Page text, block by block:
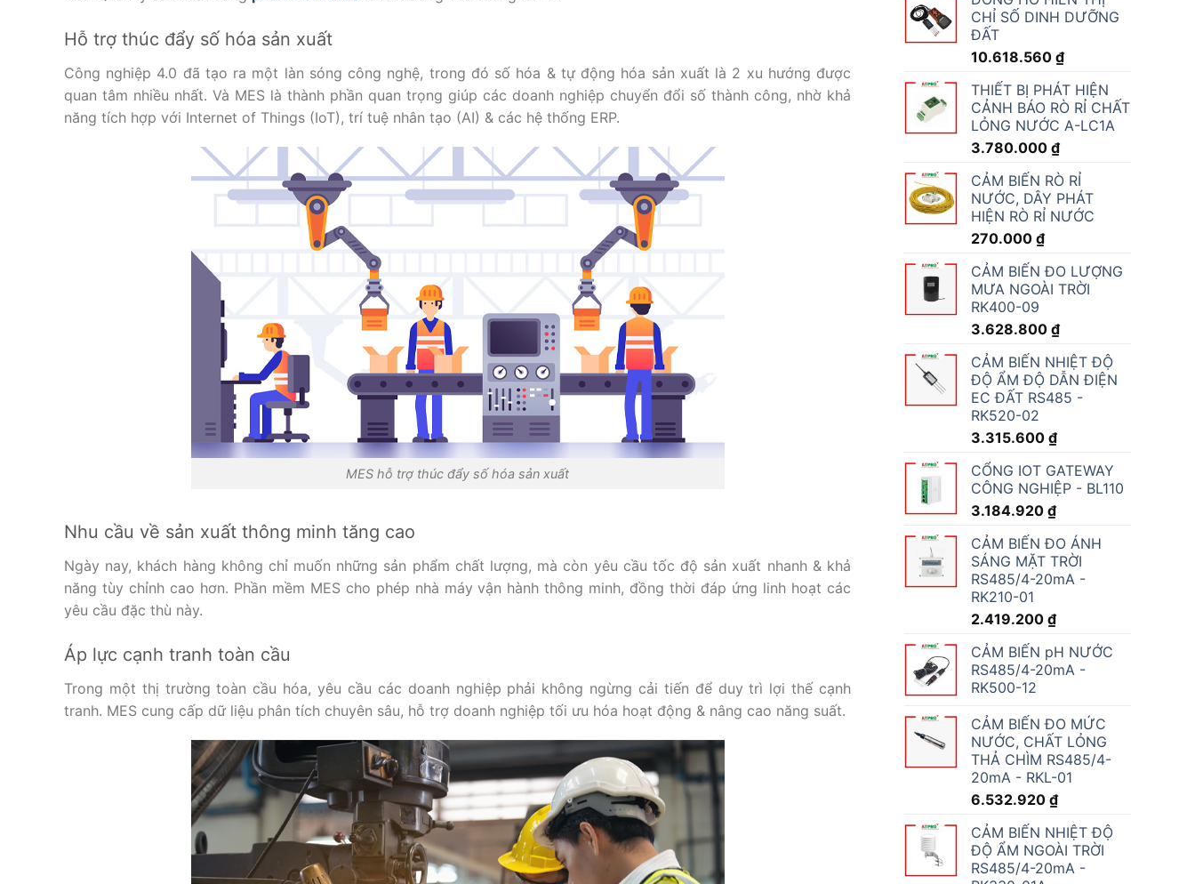
Hỗ trợ thúc đẩy số hóa sản xuất
Công nghiệp 4.0 đã tạo ra một làn sóng công nghệ, trong đó số hóa & tự động hóa sản xuất là 2 xu hướng được
quan tâm nhiều nhất. Và MES là thành phần quan trọng giúp các doanh nghiệp chuyển đổi số thành công, nhờ khả
năng tích hợp với Internet of Things (IoT), trí tuệ nhân tạo (AI) & các hệ thống ERP.
MES hỗ trợ thúc đẩy số hóa sản xuất
Nhu cầu về sản xuất thông minh tăng cao
Ngày nay, khách hàng không chỉ muốn những sản phẩm chất lượng, mà còn yêu cầu tốc độ sản xuất nhanh & khả
năng tùy chỉnh cao hơn. Phần mềm MES cho phép nhà máy vận hành thông minh, đồng thời đáp ứng linh hoạt các
yêu cầu đặc thù này.
Áp lực cạnh tranh toàn cầu
Trong một thị trường toàn cầu hóa, yêu cầu các doanh nghiệp phải không ngừng cải tiến để duy trì lợi thế cạnh
tranh. MES cung cấp dữ liệu phân tích chuyên sâu, hỗ trợ doanh nghiệp tối ưu hóa hoạt động & nâng cao năng suất.
CHỈ SỐ DINH DƯỠNG
ĐẤT
10.618.560 ₫
THIẾT BỊ PHÁT HIỆN
CẢNH BÁO RÒ RỈ CHẤT
LỎNG NƯỚC A-LC1A
3.780.000 ₫
CẢM BIẾN RÒ RỈ
NƯỚC, DÂY PHÁT
HIỆN RÒ RỈ NƯỚC
270.000 ₫
CẢM BIẾN ĐO LƯỢNG
MƯA NGOÀI TRỜI
RK400-09
3.628.800 ₫
CẢM BIẾN NHIỆT ĐỘ
ĐỘ ẨM ĐỘ DẪN ĐIỆN
EC ĐẤT RS485 -
RK520-02
3.315.600 ₫
CỔNG IOT GATEWAY
CÔNG NGHIỆP - BL110
3.184.920 ₫
CẢM BIẾN ĐO ÁNH
SÁNG MẶT TRỜI
RS485/4-20mA -
RK210-01
2.419.200 ₫
CẢM BIẾN pH NƯỚC
RS485/4-20mA -
RK500-12
CẢM BIẾN ĐO MỨC
NƯỚC, CHẤT LỎNG
THẢ CHÌM RS485/4-
20mA - RKL-01
6.532.920 ₫
CẢM BIẾN NHIỆT ĐỘ
ĐỘ ẨM NGOÀI TRỜI
RS485/4-20mA -